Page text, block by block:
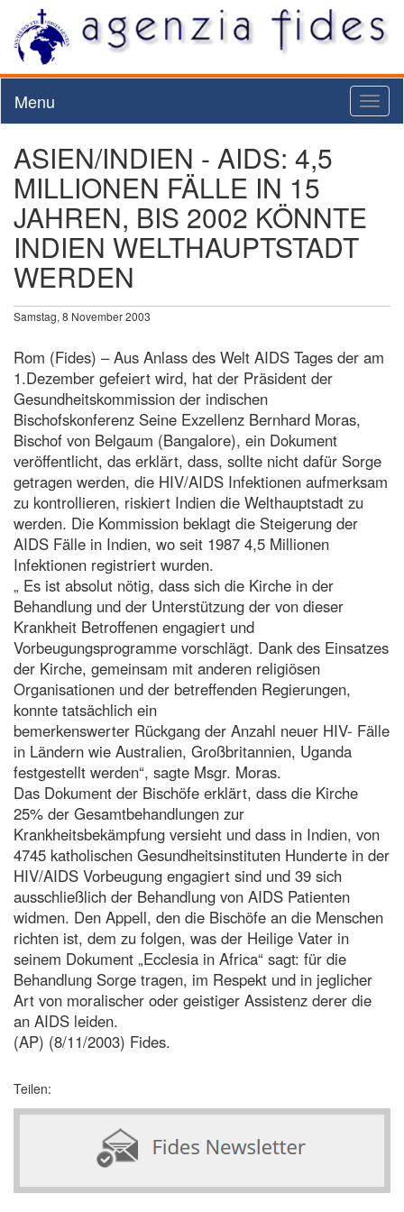
Menu
ASIEN/INDIEN - AIDS: 4,5
MILLIONEN FÄLLE IN 15
JAHREN, BIS 2002 KÖNNTE
INDIEN WELTHAUPTSTADT
WERDEN
Samstag, 8 November 2003
Rom (Fides) – Aus Anlass des Welt AIDS Tages der am
1.Dezember gefeiert wird, hat der Präsident der
Gesundheitskommission der indischen
Bischofskonferenz Seine Exzellenz Bernhard Moras,
Bischof von Belgaum (Bangalore), ein Dokument
veröffentlicht, das erklärt, dass, sollte nicht dafür Sorge
getragen werden, die HIV/AIDS Infektionen aufmerksam
zu kontrollieren, riskiert Indien die Welthauptstadt zu
werden. Die Kommission beklagt die Steigerung der
AIDS Fälle in Indien, wo seit 1987 4,5 Millionen
Infektionen registriert wurden.
„ Es ist absolut nötig, dass sich die Kirche in der
Behandlung und der Unterstützung der von dieser
Krankheit Betroffenen engagiert und
Vorbeugungsprogramme vorschlägt. Dank des Einsatzes
der Kirche, gemeinsam mit anderen religiösen
Organisationen und der betreffenden Regierungen,
konnte tatsächlich ein
bemerkenswerter Rückgang der Anzahl neuer HIV- Fälle
in Ländern wie Australien, Großbritannien, Uganda
festgestellt werden“, sagte Msgr. Moras.
Das Dokument der Bischöfe erklärt, dass die Kirche
25% der Gesamtbehandlungen zur
Krankheitsbekämpfung versieht und dass in Indien, von
4745 katholischen Gesundheitsinstituten Hunderte in der
HIV/AIDS Vorbeugung engagiert sind und 39 sich
ausschließlich der Behandlung von AIDS Patienten
widmen. Den Appell, den die Bischöfe an die Menschen
richten ist, dem zu folgen, was der Heilige Vater in
seinem Dokument „Ecclesia in Africa“ sagt: für die
Behandlung Sorge tragen, im Respekt und in jeglicher
Art von moralischer oder geistiger Assistenz derer die
an AIDS leiden.
(AP) (8/11/2003) Fides.
Teilen: